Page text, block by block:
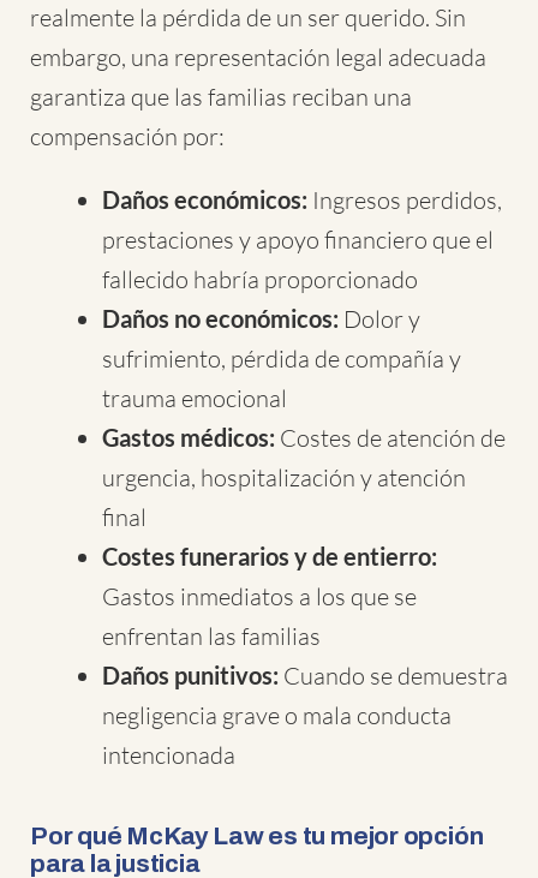
realmente la pérdida de un ser querido. Sin
embargo, una representación legal adecuada
garantiza que las familias reciban una
compensación por:
Daños económicos: Ingresos perdidos,
prestaciones y apoyo financiero que el
fallecido habría proporcionado
Daños no económicos: Dolor y
sufrimiento, pérdida de compañía y
trauma emocional
Gastos médicos: Costes de atención de
urgencia, hospitalización y atención
final
Costes funerarios y de entierro:
Gastos inmediatos a los que se
enfrentan las familias
Daños punitivos: Cuando se demuestra
negligencia grave o mala conducta
intencionada
Por qué McKay Law es tu mejor opción
para la justicia